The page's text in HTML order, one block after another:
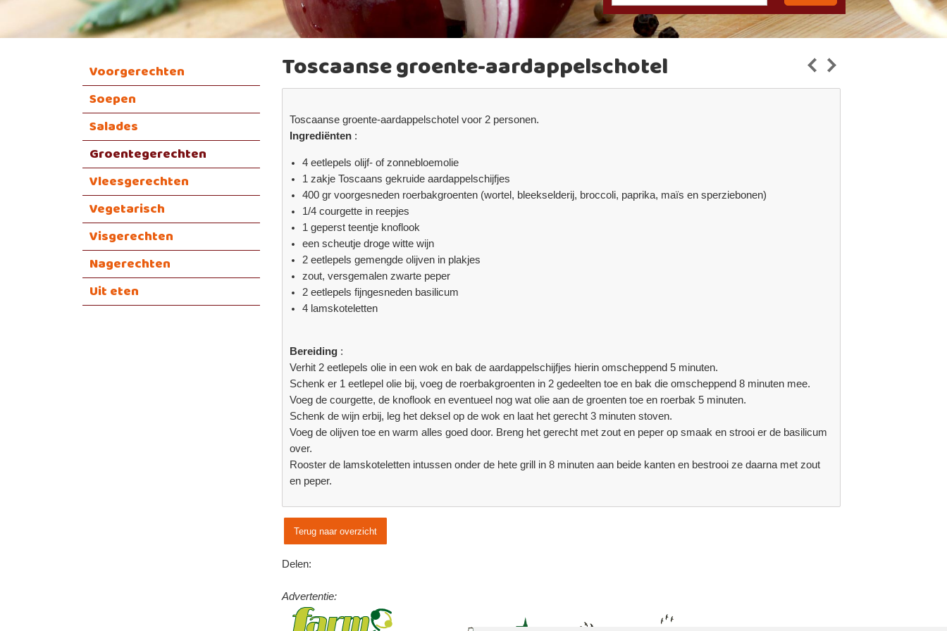
Voorgerechten
Soepen
Salades
Groentegerechten
Vleesgerechten
Vegetarisch
Visgerechten
Nagerechten
Uit eten
Toscaanse groente-aardappelschotel
Toscaanse groente-aardappelschotel voor 2 personen.
Ingrediënten:
4 eetlepels olijf- of zonnebloemolie
1 zakje Toscaans gekruide aardappelschijfjes
400 gr voorgesneden roerbakgroenten (wortel, bleekselderij, broccoli, paprika, maïs en sperziebonen)
1/4 courgette in reepjes
1 geperst teentje knoflook
een scheutje droge witte wijn
2 eetlepels gemengde olijven in plakjes
zout, versgemalen zwarte peper
2 eetlepels fijngesneden basilicum
4 lamskoteletten
Bereiding:
Verhit 2 eetlepels olie in een wok en bak de aardappelschijfjes hierin omscheppend 5 minuten.
Schenk er 1 eetlepel olie bij, voeg de roerbakgroenten in 2 gedeelten toe en bak die omscheppend 8 minuten mee.
Voeg de courgette, de knoflook en eventueel nog wat olie aan de groenten toe en roerbak 5 minuten.
Schenk de wijn erbij, leg het deksel op de wok en laat het gerecht 3 minuten stoven.
Voeg de olijven toe en warm alles goed door. Breng het gerecht met zout en peper op smaak en strooi er de basilicum
over.
Rooster de lamskoteletten intussen onder de hete grill in 8 minuten aan beide kanten en bestrooi ze daarna met zout
en peper.
Terug naar overzicht
Delen:
Advertentie: